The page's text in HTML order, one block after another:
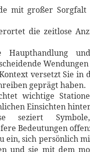
mit großer
die zeitlose
versetzt Sie in
geprägt haben.
wichtige
Einsichten
seziert
Bedeutungen
ein, sich persönlich
und sie mit dem